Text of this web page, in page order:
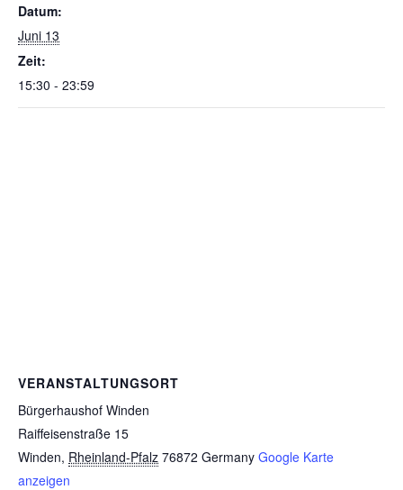
Datum:
Juni 13
Zeit:
15:30 - 23:59
VERANSTALTUNGSORT
Bürgerhaushof Winden
Raiffeisenstraße 15
Winden, Rheinland-Pfalz 76872 Germany Google Karte
anzeigen